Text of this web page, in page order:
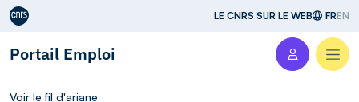
Aller au contenu LE CNRS SUR LE WEB FREN
Portail Emploi
Voir le fil d'ariane